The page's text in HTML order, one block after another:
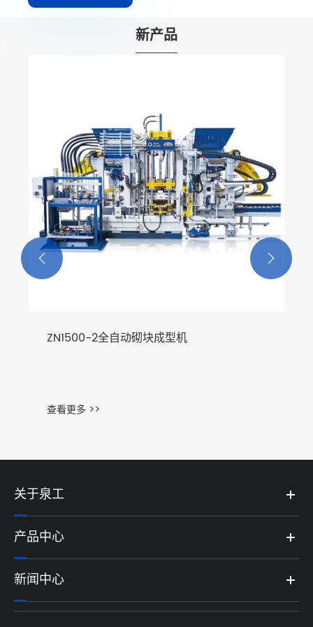
新产品
ZN1500-2全自动砌块成型机
查看更多 >>
 
关于泉工
产品中心
新闻中心